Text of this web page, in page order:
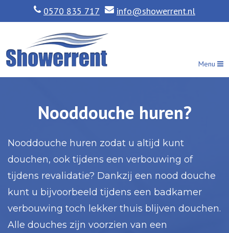
0570 835 717 info@showerrent.nl
Menu
Nooddouche huren?
Nooddouche huren zodat u altijd kunt
douchen, ook tijdens een verbouwing of
tijdens revalidatie? Dankzij een nood douche
kunt u bijvoorbeeld tijdens een badkamer
verbouwing toch lekker thuis blijven douchen.
Alle douches zijn voorzien van een